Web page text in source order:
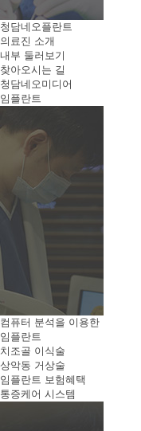
청담네오플란트
의료진 소개
내부 둘러보기
찾아오시는 길
청담네오미디어
임플란트
컴퓨터 분석을 이용한
임플란트
치조골 이식술
상악동 거상술
임플란트 보험혜택
통증케어 시스템